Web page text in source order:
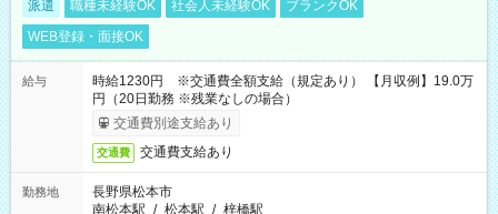
派遣 職種未経験OK 社会人未経験OK
ブランクOK
WEB登録・面接OK
給与
時給1230円 ※交通費全額支給（規定あり） 【月収例】19.0万
円（20日勤務 ※残業なしの場合）
交通費別途支給あり
交通費 交通費支給あり
勤務地
長野県松本市
南松本駅 / 松本駅 / 梓橋駅